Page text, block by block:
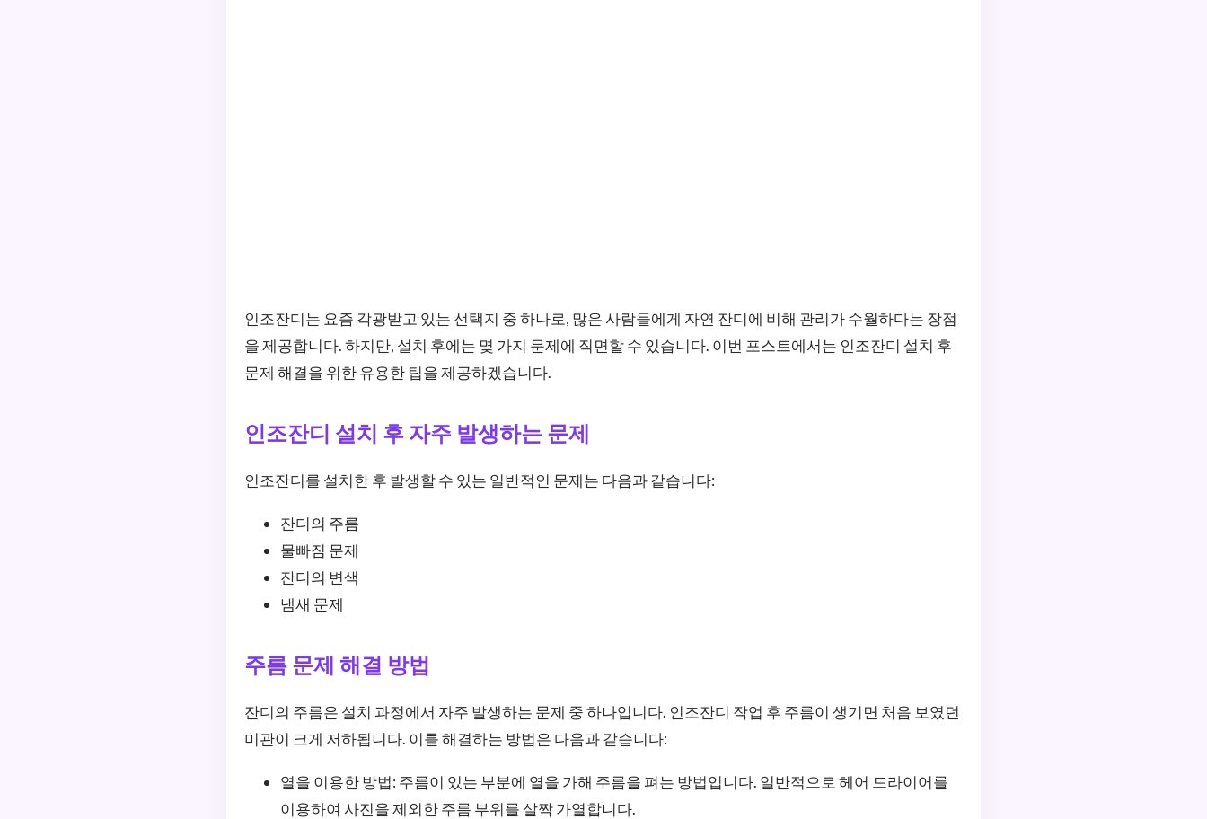
인조잔디는 요즘 각광받고 있는 선택지 중 하나로, 많은 사람들에게 자연 잔디에 비해 관리가 수월하다는 장점
을 제공합니다. 하지만, 설치 후에는 몇 가지 문제에 직면할 수 있습니다. 이번 포스트에서는 인조잔디 설치 후
문제 해결을 위한 유용한 팁을 제공하겠습니다.
인조잔디 설치 후 자주 발생하는 문제
인조잔디를 설치한 후 발생할 수 있는 일반적인 문제는 다음과 같습니다:
잔디의 주름
물빠짐 문제
잔디의 변색
냄새 문제
주름 문제 해결 방법
잔디의 주름은 설치 과정에서 자주 발생하는 문제 중 하나입니다. 인조잔디 작업 후 주름이 생기면 처음 보였던
미관이 크게 저하됩니다. 이를 해결하는 방법은 다음과 같습니다:
열을 이용한 방법: 주름이 있는 부분에 열을 가해 주름을 펴는 방법입니다. 일반적으로 헤어 드라이어를
이용하여 사진을 제외한 주름 부위를 살짝 가열합니다.